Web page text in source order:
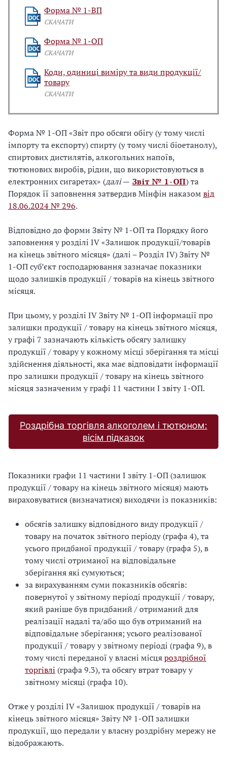
Форма № 1-ВП
СКАЧАТИ
Форма № 1-ОП
СКАЧАТИ
Коди, одиниці виміру та види продукції/
товару
СКАЧАТИ
Форма № 1-ОП «Звіт про обсяги обігу (у тому числі
імпорту та експорту) спирту (у тому числі біоетанолу),
спиртових дистилятів, алкогольних напоїв,
тютюнових виробів, рідин, що використовуються в
електронних сигаретах» (далі— Звіт № 1-ОП) та
Порядок її заповнення затвердив Мінфін наказом від
18.06.2024 № 296.
Відповідно до форми Звіту № 1-ОП та Порядку його
заповнення у розділі IV «Залишок продукції/товарів
на кінець звітного місяця» (далі – Розділ IV) Звіту №
1-ОП суб’єкт господарювання зазначає показники
щодо залишків продукції / товарів на кінець звітного
місяця.
При цьому, у розділі IV Звіту № 1-ОП інформації про
залишки продукції / товару на кінець звітного місяця,
у графі 7 зазначають кількість обсягу залишку
продукції / товару у кожному місці зберігання та місці
здійснення діяльності, яка має відповідати інформації
про залишки продукції / товару на кінець звітного
місяця зазначеним у графі 11 частини І звіту 1-ОП.
Роздрібна торгівля алкоголем і тютюном:
вісім підказок
Показники графи 11 частини І звіту 1-ОП (залишок
продукції / товару на кінець звітного місяця) мають
вираховуватися (визначатися) виходячи із показників:
обсягів залишку відповідного виду продукції /
товару на початок звітного періоду (графа 4), та
усього придбаної продукції / товару (графа 5), в
тому числі отриманої на відповідальне
зберігання які сумуються;
за вирахуванням суми показників обсягів:
повернутої у звітному періоді продукції / товару,
який раніше був придбаний / отриманий для
реалізації надалі та/або що був отриманий на
відповідальне зберігання; усього реалізованої
продукції / товару у звітному періоді (графа 9), в
тому числі переданої у власні місцяроздрібної
торгівлі (графа 9.3), та обсягу втрат товару у
звітному місяці (графа 10).
Отже у розділі IV «Залишок продукції / товарів на
кінець звітного місяця» Звіту № 1-ОП залишки
продукції, що передали у власну роздрібну мережу не
відображають.